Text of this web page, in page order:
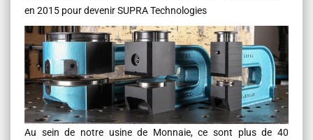
en 2015 pour devenir SUPRA Technologies
Au sein de notre usine de Monnaie, ce sont plus de 40